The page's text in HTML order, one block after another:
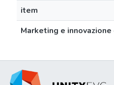
item
Marketing e